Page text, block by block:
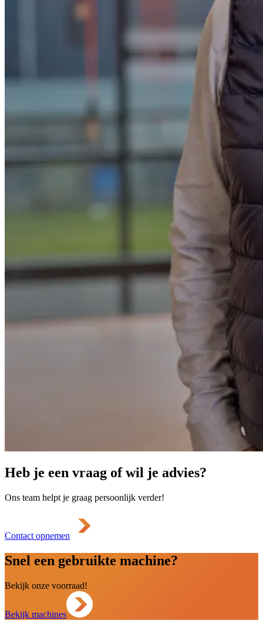
Heb je een vraag of wil je advies?
Ons team helpt je graag persoonlijk verder!
Contact opnemen
Snel een gebruikte machine?
Bekijk onze voorraad!
Bekijk machines